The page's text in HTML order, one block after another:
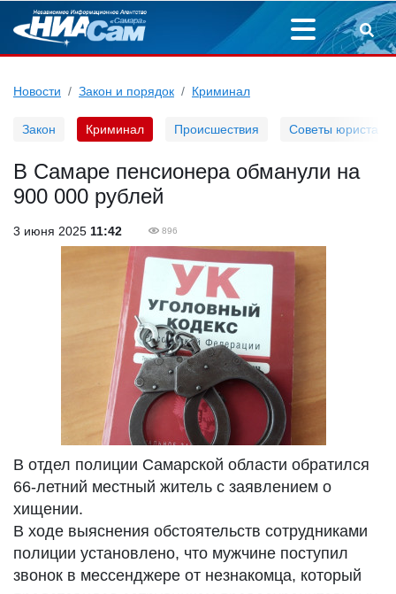
Новости Закон и порядок Криминал
Закон Криминал Происшествия Советы юриста
В Самаре пенсионера обманули на
900 000 рублей
3 июня 2025 11:42 896
В отдел полиции Самарской области обратился
66-летний местный житель с заявлением о
хищении.
В ходе выяснения обстоятельств сотрудниками
полиции установлено, что мужчине поступил
звонок в мессенджере от незнакомца, который